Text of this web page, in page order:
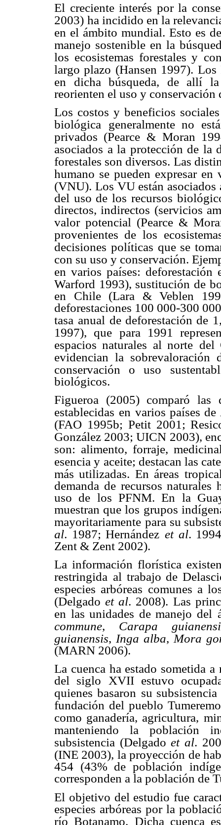
El creciente interés por la
2003) ha incidido en la
en el ámbito mundial. Esto es
manejo sostenible en la
los ecosistemas forestales y
largo plazo (Hansen 1997). Los
en dicha búsqueda, de allí
reorienten el uso y
Los costos y beneficios
biológica
generalmente no
privados (Pearce & Moran
asociados a la protección de la
forestales son diversos. Las
humano se pueden expresar
(VNU). Los VU están asociados
del uso de los recursos
directos, indirectos (servicios
valor potencial (Pearce &
provenientes de los
decisiones políticas que se
con su uso y conservación.
en varios países: deforestación
Warford 1993), sustitución de
en Chile (Lara & Veblen
deforestaciones 100 000-300
tasa anual de deforestación de
1997), que para 1991
espacios naturales al norte del
evidencian la sobrevaloración
conservación o uso
biológicos.
Figueroa (2005) comparó las
establecidas en varios países
(FAO 1995b; Petit 2001;
González 2003; UICN 2003),
son: alimento, forraje,
esencia y aceite; destacan las
más utilizadas. En áreas
demanda de recursos
uso de los PFNM. En la
muestran que los grupos
mayoritariamente para su
al. 1987; Hernández et al.
Zent & Zent 2002).
La información florística
restringida al trabajo de
especies arbóreas comunes a
(Delgado et al. 2008). Las
en las unidades de manejo del
commune, Carapa
guianensis, Inga alba, Mora
(MARN 2006).
La cuenca ha estado sometida
del siglo XVII estuvo
quienes basaron su
fundación del pueblo
como ganadería, agricultura,
manteniendo la población
subsistencia (Delgadoet al.
(INE 2003), la proyección de
454 (43% de población
corresponden a la población de
El objetivo del estudio fue
especies arbóreas por la
río Botanamo. Dicha cuenca